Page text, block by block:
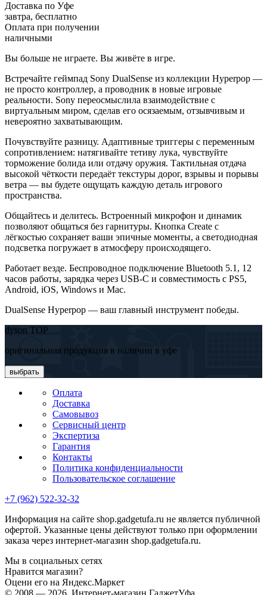
Доставка по Уфе
завтра, бесплатно
Оплата при получении
наличными
Вы больше не играете. Вы живёте в игре.
Встречайте геймпад Sony DualSense из коллекции Hyperpop —
не просто контроллер, а проводник в новые игровые
реальности. Sony переосмыслила взаимодействие с
виртуальным миром, сделав его осязаемым, отзывчивым и
невероятно захватывающим.
Почувствуйте разницу. Адаптивные триггеры с переменным
сопротивлением: натягивайте тетиву лука, чувствуйте
торможение болида или отдачу оружия. Тактильная отдача
высокой чёткости передаёт текстуры дорог, взрывы и порывы
ветра — вы будете ощущать каждую деталь игрового
пространства.
Общайтесь и делитесь. Встроенный микрофон и динамик
позволяют общаться без гарнитуры. Кнопка Create с
лёгкостью сохраняет ваши эпичные моменты, а светодиодная
подсветка погружает в атмосферу происходящего.
Работает везде. Беспроводное подключение Bluetooth 5.1, 12
часов работы, зарядка через USB-C и совместимость с PS5,
Android, iOS, Windows и Mac.
DualSense Hyperpop — ваш главный инструмент победы.
dyson TOP
оригинальная продукция в наличии в уфе
выбрать
Оплата
Доставка
Самовывоз
Сервисный центр
Экспертиза
Гарантия
Контакты
Политика конфиденциальности
Пользовательское соглашение
+7 (962) 522-32-32
Информация на сайте shop.gadgetufa.ru не является публичной
офертой. Указанные цены действуют только при оформлении
заказа через интернет-магазин shop.gadgetufa.ru.
Мы в социальных сетях
Нравится магазин?
Оцени его на Яндекс.Маркет
© 2008 — 2026, Интернет-магазин ГаджетУфа